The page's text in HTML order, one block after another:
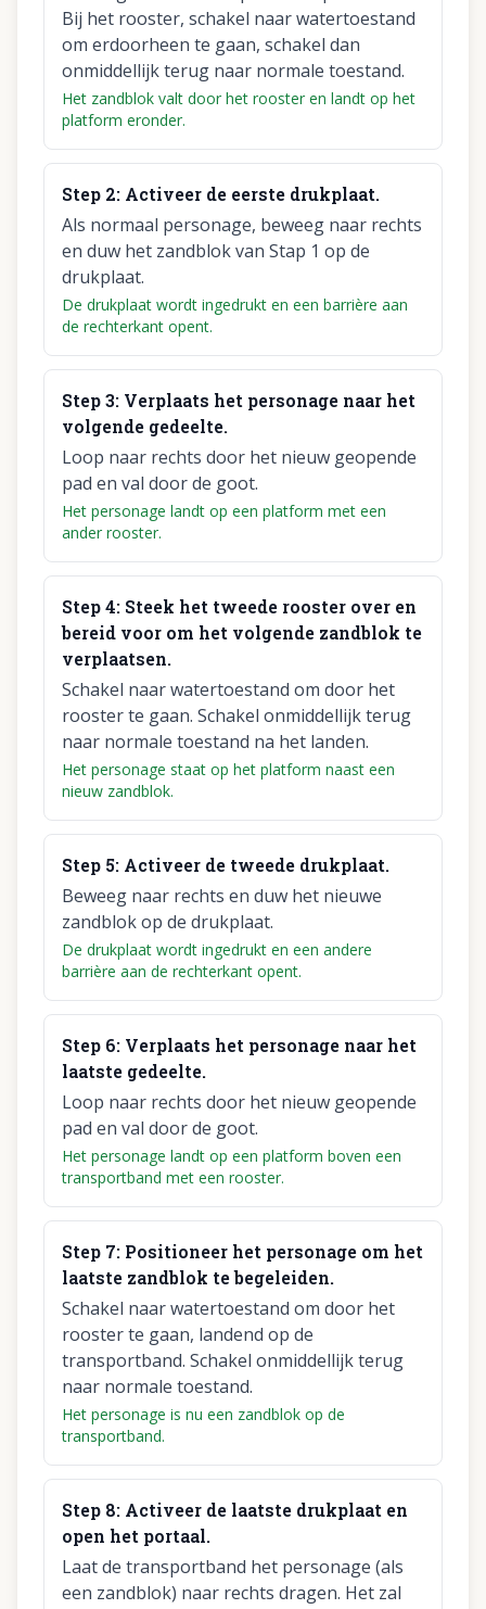
Bij het rooster, schakel naar watertoestand
om erdoorheen te gaan, schakel dan
onmiddellijk terug naar normale toestand.
Het zandblok valt door het rooster en landt op het
platform eronder.
Step 2: Activeer de eerste drukplaat.
Als normaal personage, beweeg naar rechts
en duw het zandblok van Stap 1 op de
drukplaat.
De drukplaat wordt ingedrukt en een barrière aan
de rechterkant opent.
Step3: Verplaats het personage naar het
volgende gedeelte.
Loop naar rechts door het nieuw geopende
pad en val door de goot.
Het personage landt op een platform met een
ander rooster.
Step4: Steek het tweede rooster over en
bereid voor om het volgende zandblok te
verplaatsen.
Schakel naar watertoestand om door het
rooster te gaan. Schakel onmiddellijk terug
naar normale toestand na het landen.
Het personage staat op het platform naast een
nieuw zandblok.
Step 5: Activeer de tweede drukplaat.
Beweeg naar rechts en duw het nieuwe
zandblok op de drukplaat.
De drukplaat wordt ingedrukt en een andere
barrière aan de rechterkant opent.
Step 6: Verplaats het personage naar het
laatste gedeelte.
Loop naar rechts door het nieuw geopende
pad en val door de goot.
Het personage landt op een platform boven een
transportband met een rooster.
Step 7: Positioneer het personage om het
laatste zandblok te begeleiden.
Schakel naar watertoestand om door het
rooster te gaan, landend op de
transportband. Schakel onmiddellijk terug
naar normale toestand.
Het personage is nu een zandblok op de
transportband.
Step 8: Activeer de laatste drukplaat en
open het portaal.
Laat de transportband het personage (als
een zandblok) naar rechts dragen. Het zal